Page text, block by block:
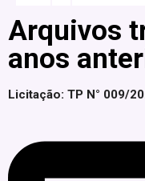
Arquivos
anos
Licitação: TP N° 009/